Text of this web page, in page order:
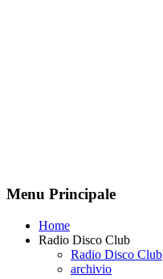
Menu Principale
Home
Radio Disco Club
Radio Disco Club
archivio